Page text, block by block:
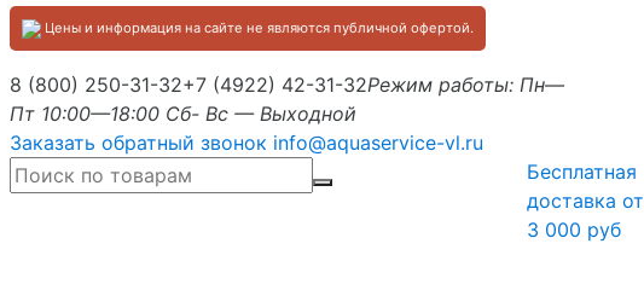
Цены и информация на сайте не являются публичной офертой.
8 (800) 250-31-32+7 (4922) 42-31-32Режим работы: Пн—
Пт 10:00—18:00 Сб- Вс — Выходной
Заказать обратный звонок info@aquaservice-vl.ru
Бесплатная
доставка от
3 000 руб